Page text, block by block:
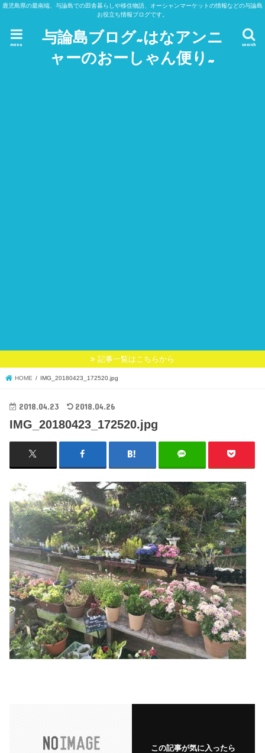
鹿児島県の最南端、与論島での田舎暮らしや移住物語、オーシャンマーケットの情報などの与論島
お役立ち情報ブログです。
与論島ブログ~はなアンニ
ャーのおーしゃん便り~
search
menu
記事一覧はこちらから
HOME IMG_20180423_172520.jpg
2018.04.23 2018.04.26
IMG_20180423_172520.jpg
この記事が気に入ったら